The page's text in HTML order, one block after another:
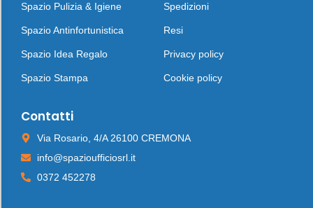
Spazio Pulizia & Igiene
Spazio Antinfortunistica
Spazio Idea Regalo
Spazio Stampa
Spedizioni
Resi
Privacy policy
Cookie policy
Contatti
Via Rosario, 4/A 26100 CREMONA
info@spazioufficiosrl.it
0372 452278